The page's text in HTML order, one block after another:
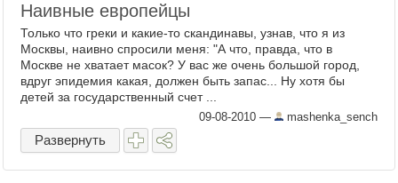
Наивные европейцы
Только что греки и какие-то скандинавы, узнав, что я из
Москвы, наивно спросили меня: "А что, правда, что в
Москве не хватает масок? У вас же очень большой город,
вдруг эпидемия какая, должен быть запас... Ну хотя бы
детей за государственный счет ...
09-08-2010 — mashenka_sench
Развернуть